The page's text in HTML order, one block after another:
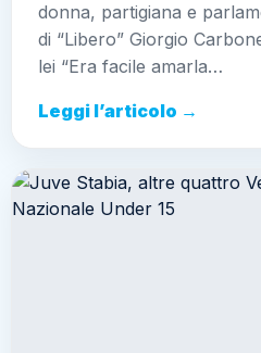
donna, partigiana e
di “Libero” Giorgio
lei “Era facile amarla…
Leggi l’articolo →